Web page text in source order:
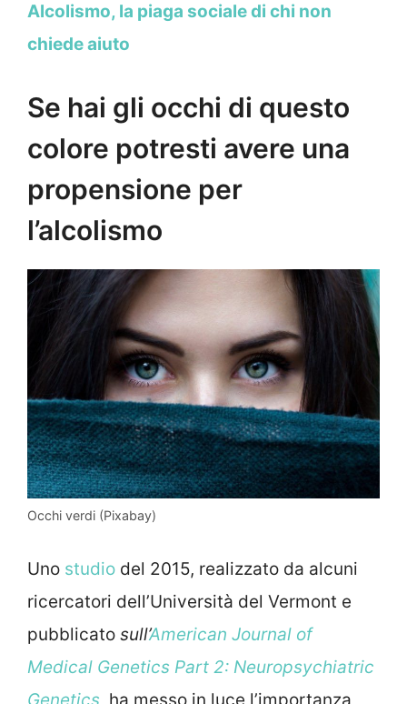
Alcolismo, la piaga sociale di chi non
chiede aiuto
Se hai gli occhi di questo
colore potresti avere una
propensione per
l’alcolismo
Occhi verdi (Pixabay)
Uno studio del 2015, realizzato da alcuni
ricercatori dell’Università del Vermont e
pubblicato sull’American Journal of
Medical Genetics Part 2: Neuropsychiatric